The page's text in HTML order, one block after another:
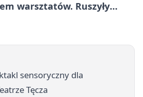
warsztatów. Ruszyły
sensoryczny dla
Tęcza